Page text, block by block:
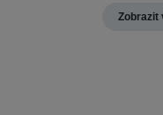
Zobrazit